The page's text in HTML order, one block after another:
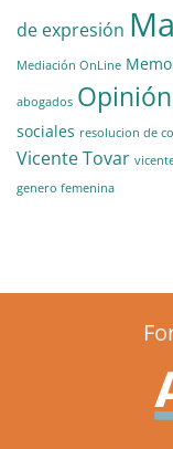
de expresión
Mediación OnLine
abogados Opinión
sociales resolucion de
Vicente Tovar
genero femenina